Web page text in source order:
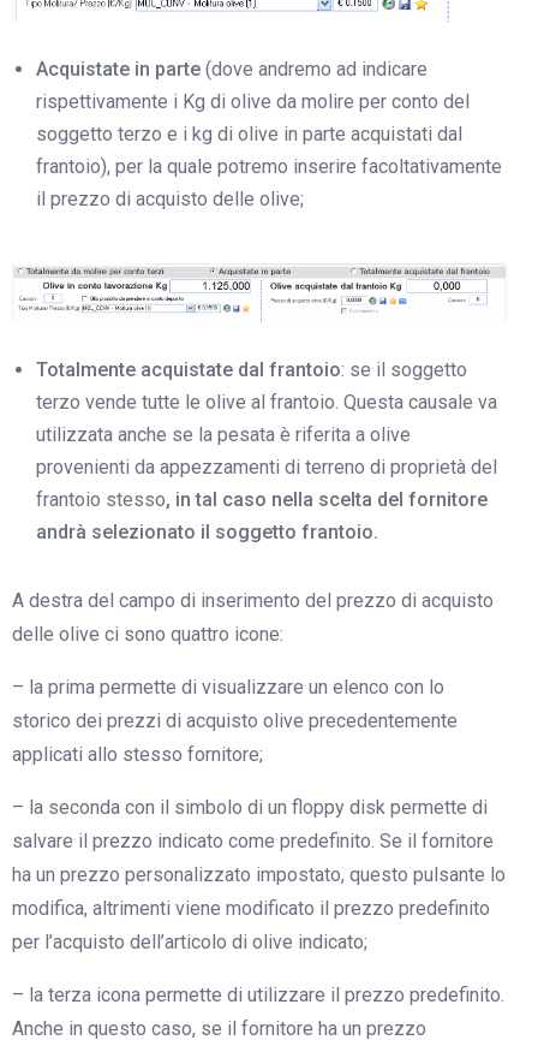
Acquistate in parte (dove andremo ad indicare
rispettivamente i Kg di olive da molire per conto del
soggetto terzo e i kg di olive in parte acquistati dal
frantoio), per la quale potremo inserire facoltativamente
il prezzo di acquisto delle olive;
Totalmente acquistate dal frantoio: se il soggetto
terzo vende tutte le olive al frantoio. Questa causale va
utilizzata anche se la pesata è riferita a olive
provenienti da appezzamenti di terreno di proprietà del
frantoio stesso, in tal caso nella scelta del fornitore
andrà selezionato il soggetto frantoio.
A destra del campo di inserimento del prezzo di acquisto
delle olive ci sono quattro icone:
– la prima permette di visualizzare un elenco con lo
storico dei prezzi di acquisto olive precedentemente
applicati allo stesso fornitore;
– la seconda con il simbolo di un floppy disk permette di
salvare il prezzo indicato come predefinito. Se il fornitore
ha un prezzo personalizzato impostato, questo pulsante lo
modifica, altrimenti viene modificato il prezzo predefinito
per l’acquisto dell’articolo di olive indicato;
– la terza icona permette di utilizzare il prezzo predefinito.
Anche in questo caso, se il fornitore ha un prezzo